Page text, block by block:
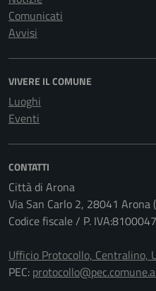
Comunicati
Avvisi
VIVERE IL COMUNE
Luoghi
Eventi
CONTATTI
Città di Arona
Via San Carlo 2, 28041 Arona
Codice fiscale / P.
Ufficio Protocollo, Centralino,
PEC: